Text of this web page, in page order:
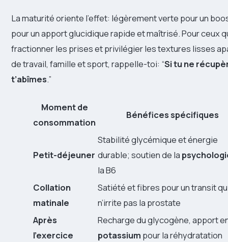
La maturité oriente l’effet: légèrement verte pour un
pour un apport glucidique rapide et maîtrisé. Pour ceux
fractionner les prises et privilégier les textures lisses
de travail, famille et sport, rappelle-toi: “Si tu ne
t’abîmes.”
Moment de
consommation
Bénéfices spécifiques
Petit-déjeuner
Stabilité glycémique et énergie
durable; soutien de la
la B6
Collation
matinale
Satiété et fibres pour un transit
n’irrite pas la prostate
Après
l’exercice
Recharge du glycogène, apport
potassium pour la réhydratation